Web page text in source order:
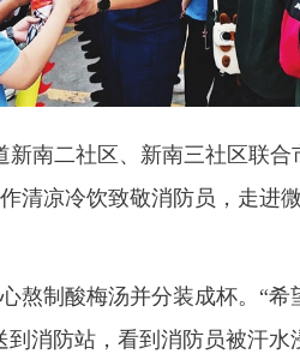
南二社区、新南三社区联合
清凉冷饮致敬消防员，走进
制酸梅汤并分装成杯。“希
到消防站，看到消防员被汗